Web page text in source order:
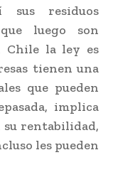
sus residuos
luego son
Chile la ley es
tienen una
que pueden
implica
su rentabilidad,
les pueden